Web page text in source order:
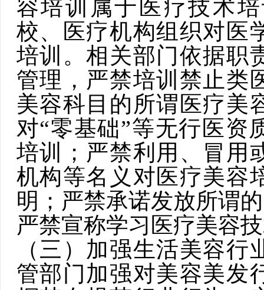
容培训属于医疗技术
校、医疗机构组织对医
培训。相关部门依据职
管理， 严禁培训禁止类
美容科目的所谓 医疗美
对“零基础”等无行医资
培训；严禁利用、冒用
机构等名义对医疗美容
明；严禁承诺发放所谓
严禁宣称学习 医疗美容
（三）加强生活美容行
管部门加强对美容美发